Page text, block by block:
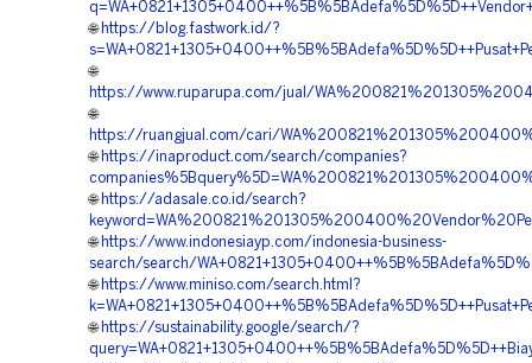
🌐 https://blog.fastwork.id/?
🌐
https://www.ruparupa.com/jual/
🌐
https://ruangjual.com/cari/
🌐 https://inaproduct.com/search/companies?
🌐 https://adasale.co.id/search?
🌐 https://www.indonesiayp.com/indonesia-business-
search/search/
🌐 https://www.miniso.com/search.html?
🌐 https://sustainability.google/search/?